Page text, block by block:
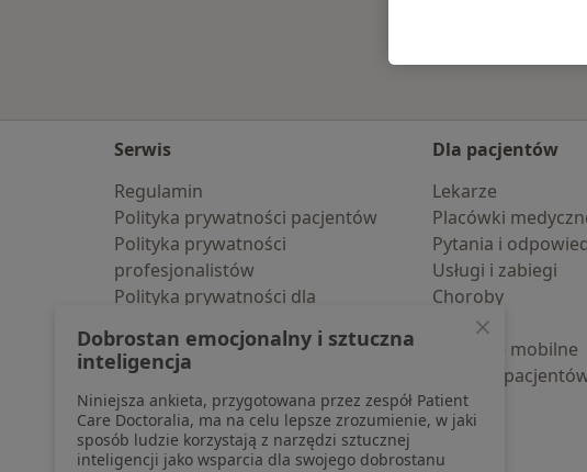
Serwis
Regulamin
Polityka prywatności pacjentów
Polityka prywatności
profesjonalistów
Polityka prywatności dla
pozyskaliśmy samodzielnie
Polityka cookies
Jak działają wyniki wyszukiwania
Dostępność
O nas
Dla pacjentów
Lekarze
Placówki
Pytania i
Usługi i zabiegi
Choroby
Pomoc
Aplikacje mobilne
Blog dla
Dobrostan emocjonalny i sztuczna
inteligencja
Niniejsza ankieta, przygotowana przez zespół Patient
Care Doctoralia, ma na celu lepsze zrozumienie, w jaki
sposób ludzie korzystają z narzędzi sztucznej
inteligencji jako wsparcia dla swojego dobrostanu